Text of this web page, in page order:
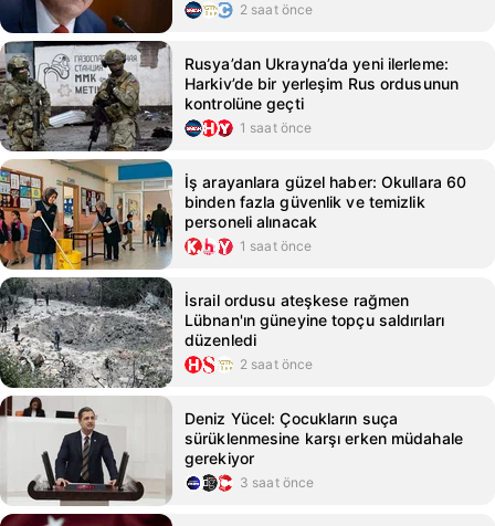
2 saat önce
Rusya’dan Ukrayna’da yeni ilerleme:
Harkiv’de bir yerleşim Rus ordusunun
kontrolüne geçti
1 saat önce
İş arayanlara güzel haber: Okullara 60
binden fazla güvenlik ve temizlik
personeli alınacak
1 saat önce
İsrail ordusu ateşkese rağmen
Lübnan'ın güneyine topçu saldırıları
düzenledi
2 saat önce
Deniz Yücel: Çocukların suça
sürüklenmesine karşı erken müdahale
gerekiyor
3 saat önce